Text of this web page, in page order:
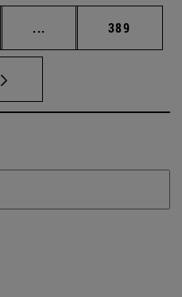
... Páginas intermedias
Página
389